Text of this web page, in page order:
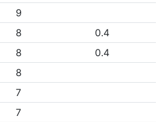
9
8
0.4
8
0.4
8
7
7